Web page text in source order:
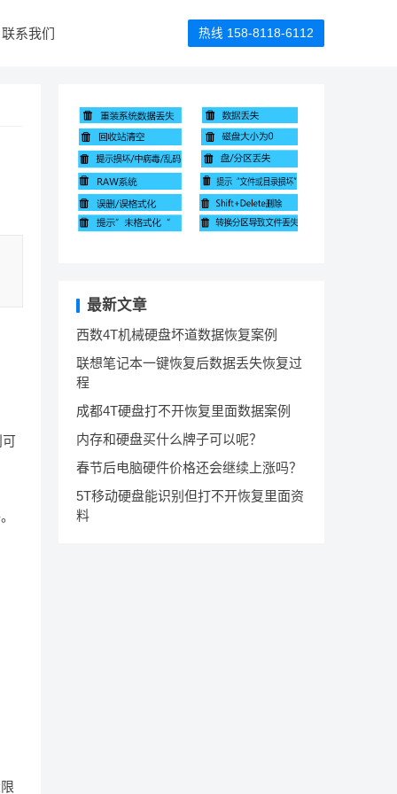
联系我们 热线 158-8118-6112
可
最新文章
西数4T机械硬盘坏道数据恢复案例
联想笔记本一键恢复后数据丢失恢复过
程
成都4T硬盘打不开恢复里面数据案例
内存和硬盘买什么牌子可以呢？
春节后电脑硬件价格还会继续上涨吗？
5T移动硬盘能识别但打不开恢复里面资
料